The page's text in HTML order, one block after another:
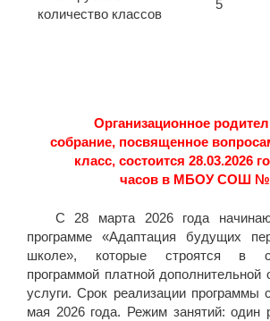
количество классов
5
Организационное
собрание, посвященное
класс, состоится 28.03.2026
часов в МБОУ СОШ №
С 28 марта 2026 года
программе «Адаптация будущих
школе», которые строятся в
программой платной дополнительной
услуги. Срок реализации программы
мая 2026 года. Режим занятий: один